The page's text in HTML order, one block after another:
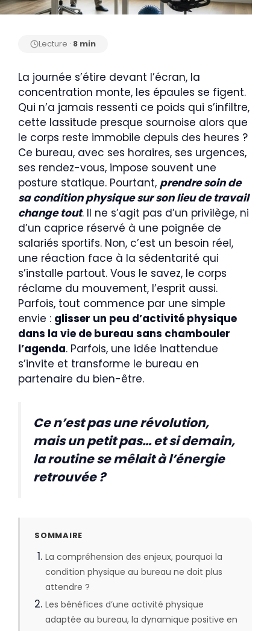
Lecture · 8 min
La journée s’étire devant l’écran, la
concentration monte, les épaules se figent.
Qui n’a jamais ressenti ce poids qui s’infiltre,
cette lassitude presque sournoise alors que
le corps reste immobile depuis des heures ?
Ce bureau, avec ses horaires, ses urgences,
ses rendez-vous, impose souvent une
posture statique. Pourtant, prendre soin de
sa condition physique sur son lieu de travail
change tout. Il ne s’agit pas d’un privilège, ni
d’un caprice réservé à une poignée de
salariés sportifs. Non, c’est un besoin réel,
une réaction face à la sédentarité qui
s’installe partout. Vous le savez, le corps
réclame du mouvement, l’esprit aussi.
Parfois, tout commence par une simple
envie : glisser un peu d’activité physique
dans la vie de bureau sans chambouler
l’agenda. Parfois, une idée inattendue
s’invite et transforme le bureau en
partenaire du bien-être.
Ce n’est pas une révolution,
mais un petit pas… et si demain,
la routine se mêlait à l’énergie
retrouvée ?
SOMMAIRE
La compréhension des enjeux, pourquoi la
condition physique au bureau ne doit plus
attendre ?
Les bénéfices d’une activité physique
adaptée au bureau, la dynamique positive en